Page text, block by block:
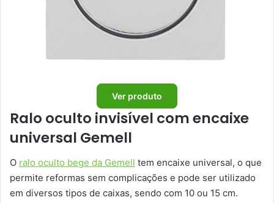
Ver produto
Ralo oculto invisível com encaixe
universal Gemell
O ralo oculto bege da Gemell tem encaixe universal, o que
permite reformas sem complicações e pode ser utilizado
em diversos tipos de caixas, sendo com 10 ou 15 cm.